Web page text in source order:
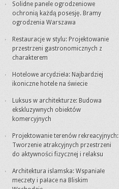
Solidne panele ogrodzeniowe
ochronią każdą posesję. Bramy
ogrodzenia Warszawa
Restauracje w stylu: Projektowanie
przestrzeni gastronomicznych z
charakterem
Hotelowe arcydzieła: Najbardziej
ikoniczne hotele na świecie
Luksus w architekturze: Budowa
ekskluzywnych obiektów
komercyjnych
Projektowanie terenów rekreacyjnych:
Tworzenie atrakcyjnych przestrzeni
do aktywności fizycznej i relaksu
Architektura islamska: Wspaniałe
meczety i pałace na Bliskim